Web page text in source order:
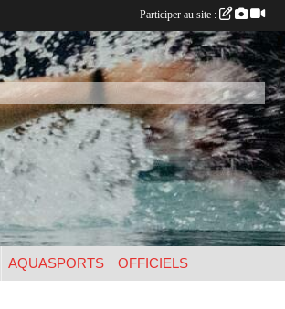
AQUASPORTS OFFICIELS
Participer au site :